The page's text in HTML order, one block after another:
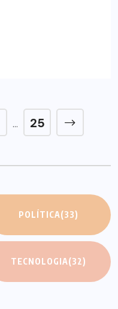
… 25
POLÍTICA(33)
TECNOLOGIA(32)